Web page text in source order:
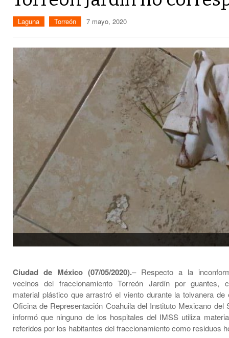
Laguna Torreón 7 mayo, 2020
Ciudad de México (07/05/2020).– Respecto a la
vecinos del fraccionamiento Torreón Jardín por guantes,
material plástico que arrastró el viento durante la tolvanera de
Oficina de Representación Coahuila del Instituto Mexicano del
informó que ninguno de los hospitales del IMSS utiliza
referidos por los habitantes del fraccionamiento como residuos